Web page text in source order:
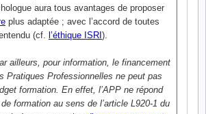
aura tous avantages de proposer
plus adaptée ; avec l’accord de toutes
(cf. l’éthique ISRI ).
ailleurs, pour information, le financement
Pratiques Professionnelles ne peut pas
formation. En effet, l’APP ne répond
formation au sens de l’article L920-1 du